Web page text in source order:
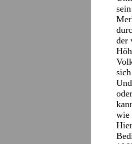
der
wie